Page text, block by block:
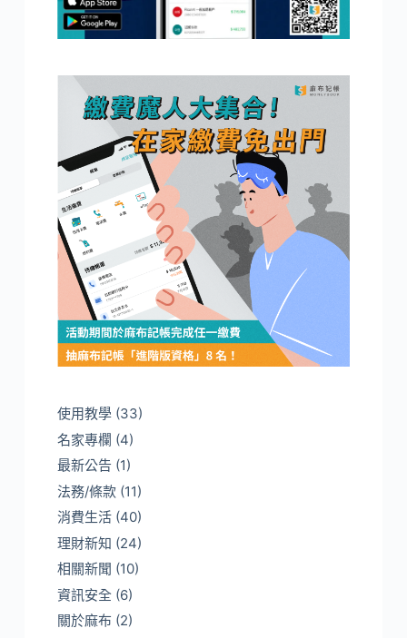
使用教學(33)
名家專欄 (4)
最新公告(1)
法務/條款(11)
消費生活(40)
理財新知 (24)
相關新聞 (10)
資訊安全(6)
關於麻布 (2)